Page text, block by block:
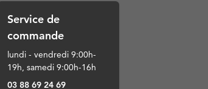
Service de
commande
lundi - vendredi 9:00h-
19h, samedi 9:00h-16h
03 88 69 24 69